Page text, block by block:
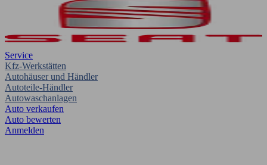
Service
Kfz-Werkstätten
Autohäuser und Händler
Autoteile-Händler
Autowaschanlagen
Auto verkaufen
Auto bewerten
Anmelden